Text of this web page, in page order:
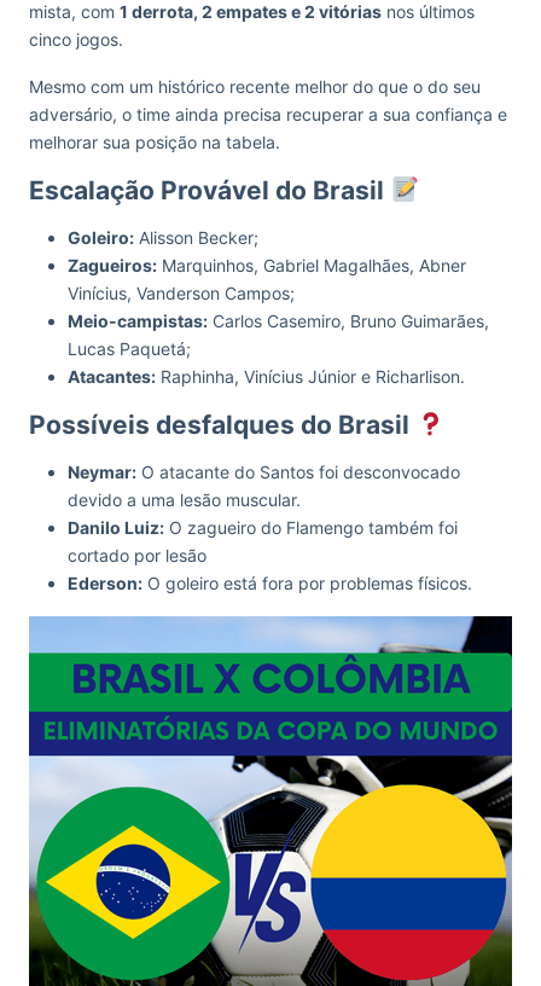
mista, com 1 derrota, 2 empates e 2 vitórias nos últimos
cinco jogos.
Mesmo com um histórico recente melhor do que o do seu
adversário, o time ainda precisa recuperar a sua confiança e
melhorar sua posição na tabela.
Escalação Provável do Brasil
Goleiro: Alisson Becker;
Zagueiros: Marquinhos, Gabriel Magalhães, Abner
Vinícius, Vanderson Campos;
Meio-campistas: Carlos Casemiro, Bruno Guimarães,
Lucas Paquetá;
Atacantes: Raphinha, Vinícius Júnior e Richarlison.
Possíveis desfalques do Brasil
Neymar: O atacante do Santos foi desconvocado
devido a uma lesão muscular.
Danilo Luiz: O zagueiro do Flamengo também foi
cortado por lesão
Ederson: O goleiro está fora por problemas físicos.